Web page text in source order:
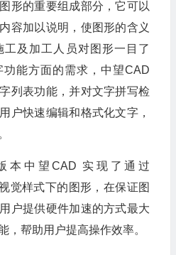
形的重要组成部分，它可以
容加以说明，使图形的含义
及加工人员对图形一目了
能方面的需求，中望CAD
列表功能，并对文字拼写检
户快速编辑和格式化文字，
本中望CAD 实现了通过
觉样式下的图形，在保证图
户提供硬件加速的方式最大
，帮助用户提高操作效率。